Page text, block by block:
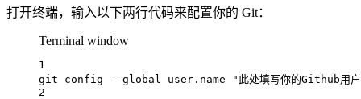
打开终端，输入以下两行代码来配置你的 Git：
Terminal window
1
git
config --global user.name
"此处填写你的Github用
2